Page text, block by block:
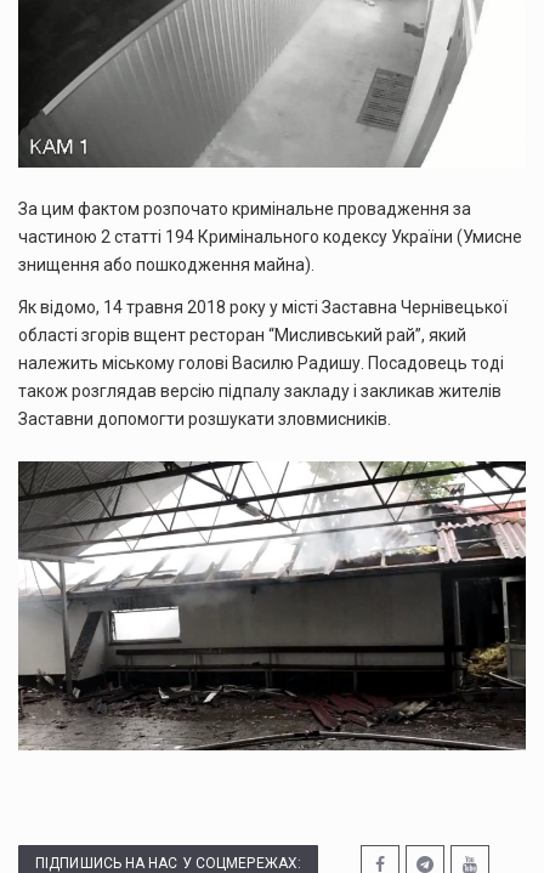
За цим фактом розпочато кримінальне провадження за
частиною 2 статті 194 Кримінального кодексу України (Умисне
знищення або пошкодження майна).
Як відомо, 14 травня 2018 року у місті Заставна Чернівецької
області згорів вщент ресторан “Мисливський рай”, який
належить міському голові Василю Радишу. Посадовець тоді
також розглядав версію підпалу закладу і закликав жителів
Заставни допомогти розшукати зловмисників.
ПІДПИШИСЬ НА НАС У СОЦМЕРЕЖАХ: